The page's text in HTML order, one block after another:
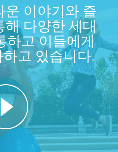
이야기와 즐
해 다양한 세대
하고 이들에게
고 있습니다.